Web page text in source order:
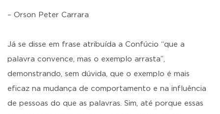
– Orson Peter Carrara
Já se disse em frase atribuída a Confúcio “que a
palavra convence, mas o exemplo arrasta”,
demonstrando, sem dúvida, que o exemplo é mais
eficaz na mudança de comportamento e na influência
de pessoas do que as palavras. Sim, até porque essas